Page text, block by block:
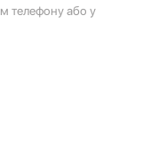
телефону або у